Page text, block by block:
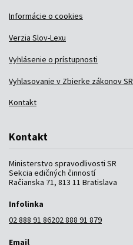
Informácie o cookies
Verzia Slov-Lexu
Vyhlásenie o prístupnosti
Vyhlasovanie v Zbierke zákonov SR
Kontakt
Kontakt
Ministerstvo spravodlivosti SR
Sekcia edičných činností
Račianska 71, 813 11 Bratislava
Infolinka
02 888 91 86202 888 91 879
Email